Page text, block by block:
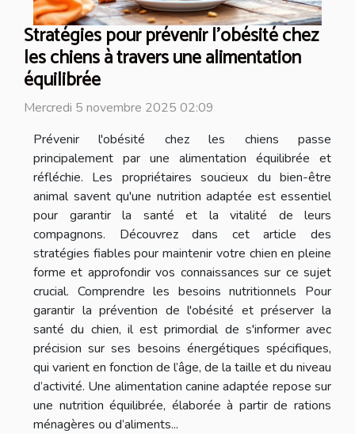
Stratégies pour prévenir l'obésité chez
les chiens à travers une alimentation
équilibrée
Mercredi 5 novembre 2025 02:09
Prévenir l'obésité chez les chiens passe
principalement par une alimentation équilibrée et
réfléchie. Les propriétaires soucieux du bien-être
animal savent qu'une nutrition adaptée est essentiel
pour garantir la santé et la vitalité de leurs
compagnons. Découvrez dans cet article des
stratégies fiables pour maintenir votre chien en pleine
forme et approfondir vos connaissances sur ce sujet
crucial. Comprendre les besoins nutritionnels Pour
garantir la prévention de l'obésité et préserver la
santé du chien, il est primordial de s'informer avec
précision sur ses besoins énergétiques spécifiques,
qui varient en fonction de l’âge, de la taille et du niveau
d’activité. Une alimentation canine adaptée repose sur
une nutrition équilibrée, élaborée à partir de rations
ménagères ou d’aliments...